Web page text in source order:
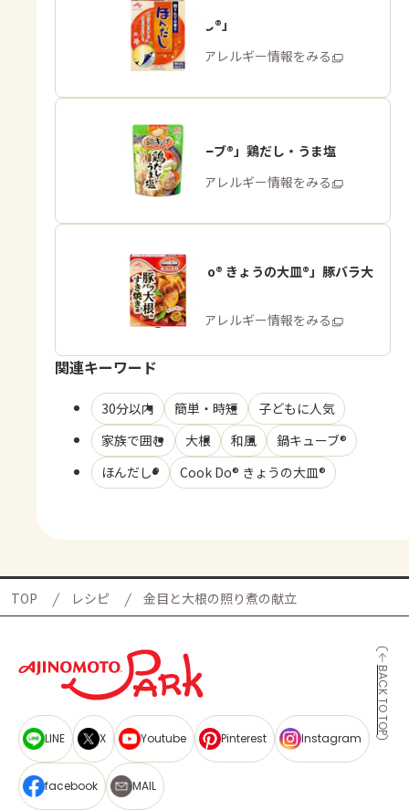
「ほんだし®」
商品・アレルギー情報をみる
「鍋キューブ®」鶏だし・うま塩
商品・アレルギー情報をみる
「Cook Do® きょうの大皿®」豚バラ大
根用
商品・アレルギー情報をみる
関連キーワード
30分以内 簡単・時短
子どもに人気
家族で囲む
大根 和風
鍋キューブ®
ほんだし®
Cook Do® きょうの大皿®
TOP レシピ 金目と大根の照り煮の献立
BACK TO TOP
LINE X Youtube Pinterest Instagram
facebook MAIL